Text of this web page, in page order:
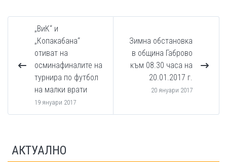
„ВиК“ и
„Копакабана“
отиват на
осминафиналите на
турнира по футбол
на малки врати
19 януари 2017
Зимна обстановка
в община Габрово
към 08.30 часа на
20.01.2017 г.
20 януари 2017
АКТУАЛНО